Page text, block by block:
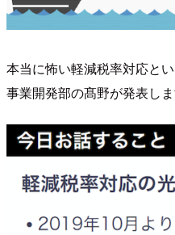
本当に怖い軽減税率対応と
事業開発部の髙野が発表しま